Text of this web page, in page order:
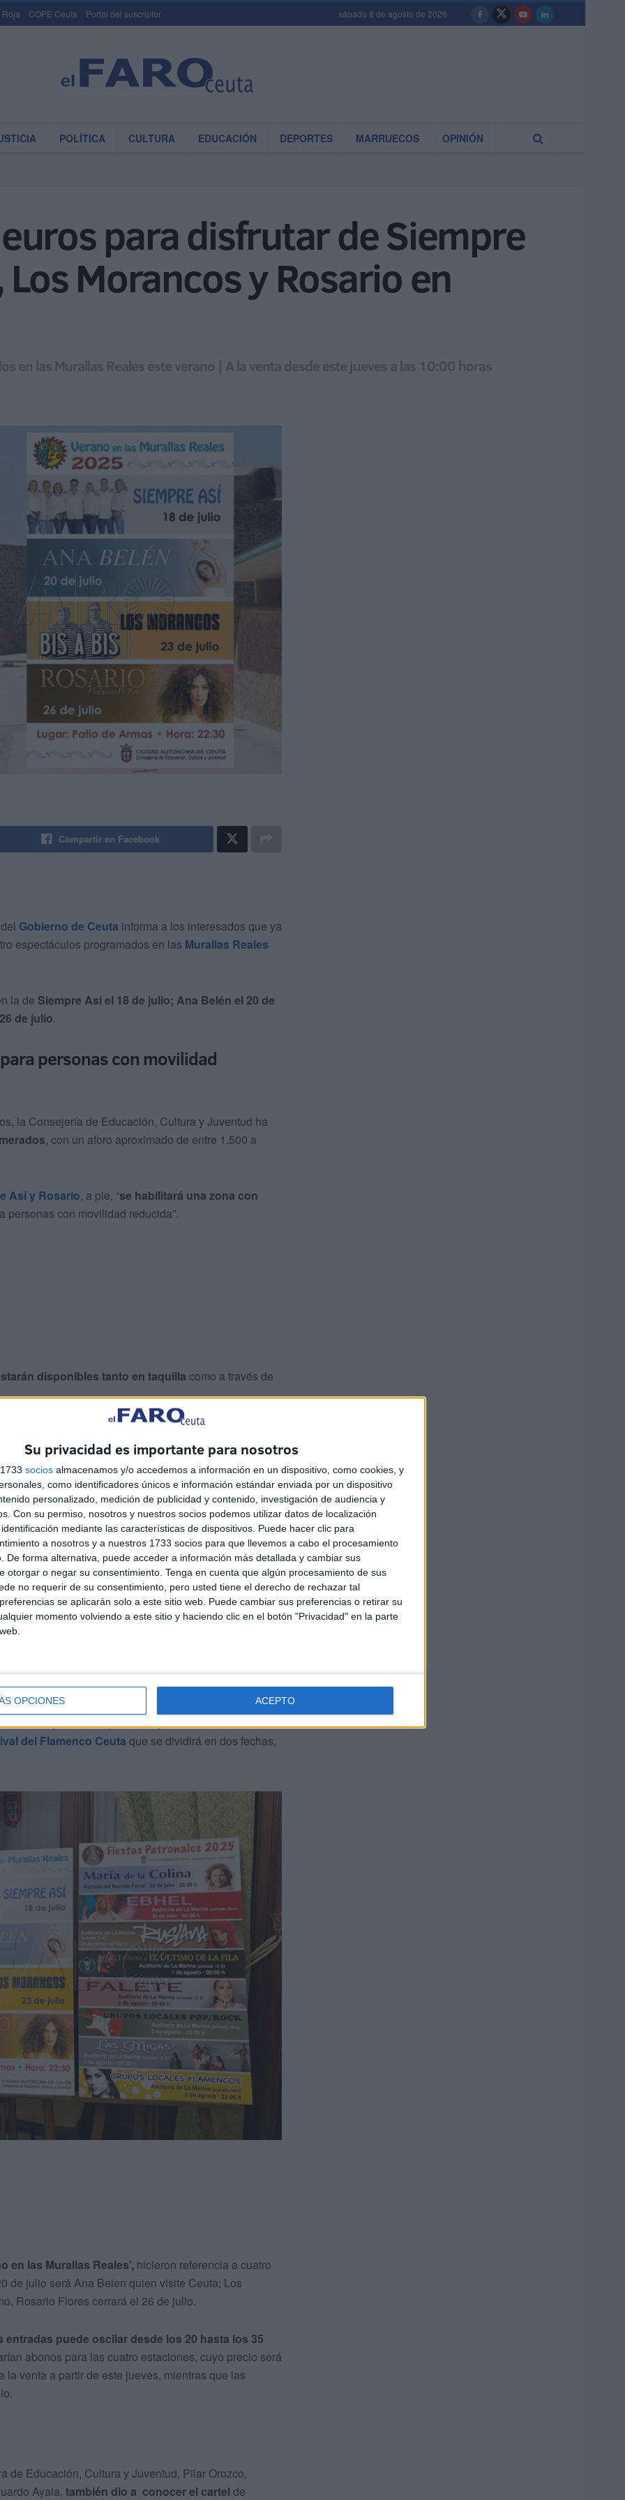
Su privacidad es importante para nosotros
socios almacenamos y/o accedemos a información en un dispositivo, como cookies, y
como identificadores únicos e información estándar enviada por un dispositivo
personalizado, medición de publicidad y contenido, investigación de audiencia y
Con su permiso, nosotros y nuestros socios podemos utilizar datos de localización
mediante las características de dispositivos. Puede hacer clic para
a nosotros y a nuestros 1733 socios para que llevemos a cabo el procesamiento
De forma alternativa, puede acceder a información más detallada y cambiar sus
otorgar o negar su consentimiento. Tenga en cuenta que algún procesamiento de sus
no requerir de su consentimiento, pero usted tiene el derecho de rechazar tal
se aplicarán solo a este sitio web. Puede cambiar sus preferencias o retirar su
momento volviendo a este sitio y haciendo clic en el botón "Privacidad" en la parte
OPCIONES ACEPTO
Roja COPE Ceuta Portal del suscriptor sábado 8 de agosto de 2026
POLÍTICA CULTURA EDUCACIÓN DEPORTES MARRUECOS OPINIÓN
para disfrutar de Siempre
Morancos y Rosario en
en las Murallas Reales este verano | A la venta desde este jueves a las 10:00 horas
Compartir en Facebook
Gobierno de Ceuta informa a los interesados que ya
espectáculos programados en las Murallas Reales
la de Siempre Así el 18 de julio; Ana Belén el 20 de
de julio.
personas con movilidad
la Consejería de Educación, Cultura y Juventud ha
, con un aforo aproximado de entre 1.500 a
Así y Rosario, a pie, “se habilitará una zona con
personas con movilidad reducida”.
disponibles tanto en taquilla como a través de
individuales para cada espectáculo, así como
Marítimo del Mediterráneo, se anunciará
y Juventud, Pilar Orozco, presentó junto al asesor
de Juanlu Montoya el 13 de junio. Actuará a las
Esta actividad será gratuita y para colaborar
más joven, aunque va dirigido a todas las edades.
del Flamenco Ceuta que se dividirá en dos fechas,
en las Murallas Reales’, hicieron referencia a cuatro
de julio será Ana Belen quien visite Ceuta; Los
Rosario Flores cerrará el 26 de julio.
entradas puede oscilar desde los 20 hasta los 35
abonos para las cuatro estaciones, cuyo precio será
venta a partir de este jueves, mientras que las
de Educación, Cultura y Juventud, Pilar Orozco,
Ayala, también dio a conocer el cartel de